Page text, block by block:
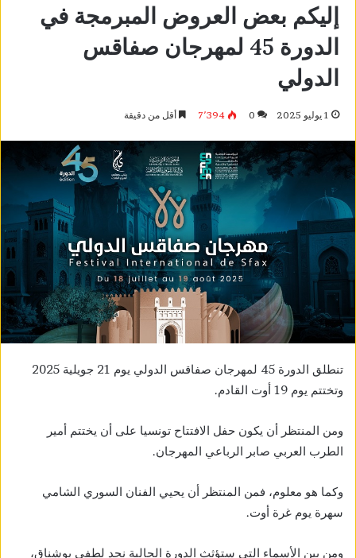
إليكم بعض العروض المبرمجة في
الدورة 45 لمهرجان صفاقس
الدولي
1 يوليو 2025 0 7٬394 أقل من دقيقة
تنطلق الدورة 45 لمهرجان صفاقس الدولي يوم 21 جويلية 2025
وتختتم يوم 19 أوت القادم.
ومن المنتظر أن يكون حفل الافتتاح تونسيا على أن يختتم أمير
الطرب العربي صابر الرباعي المهرجان.
وكما هو معلوم، فمن المنتظر أن يحيي الفنان السوري الشامي
سهرة يوم غرة أوت.
ومن بين الأسماء التي ستؤثث الدورة الحالية نجد لطفي بوشناق،